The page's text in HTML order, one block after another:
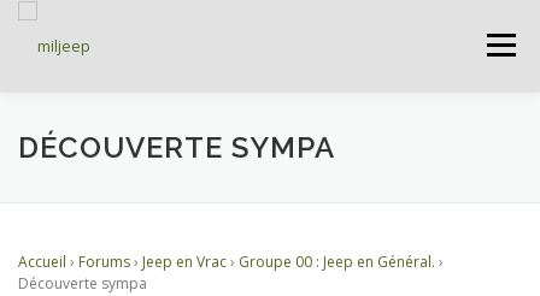
Menu
ACCUEIL ARTICLES PETITES ANNONCES
DÉCOUVERTE SYMPA
Accueil › Forums› Jeep en Vrac› Groupe 00 : Jeep en Général. ›
Découverte sympa